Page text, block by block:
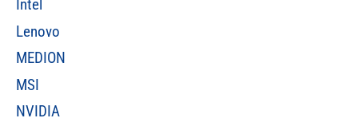
Intel
Lenovo
MEDION
MSI
NVIDIA